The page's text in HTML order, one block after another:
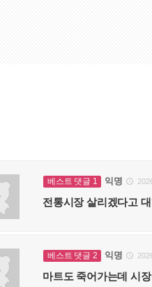
베스트 댓글 1 익명 
전통시장 살리겠다고
베스트 댓글 2 익명 
마트도 죽어가는데 시